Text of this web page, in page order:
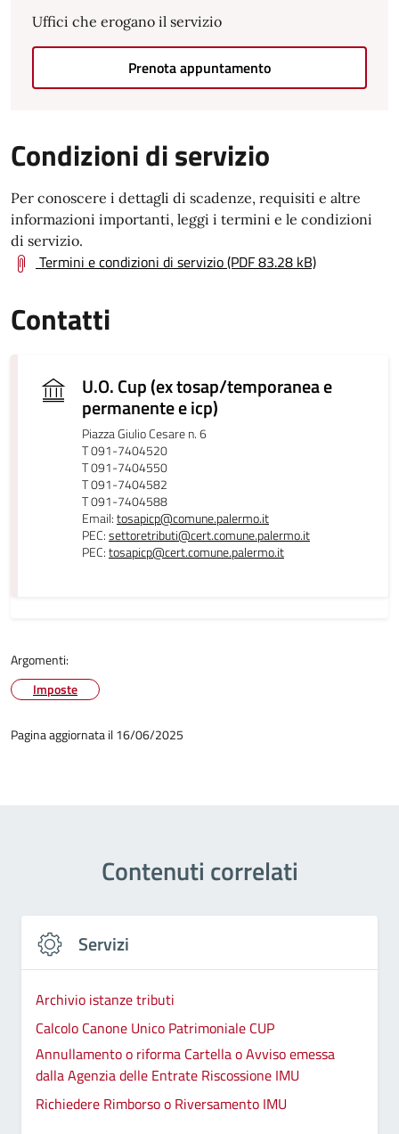
Uffici che erogano il servizio
Prenota appuntamento
Condizioni di servizio
Per conoscere i dettagli di scadenze, requisiti e altre
informazioni importanti, leggi i termini e le condizioni
di servizio.
Termini e condizioni di servizio (PDF 83.28 kB)
Contatti
U.O. Cup (ex tosap/temporanea e
permanente e icp)
Piazza Giulio Cesare n. 6
T 091-7404520
T 091-7404550
T 091-7404582
T 091-7404588
Email:tosapicp@comune.palermo.it
PEC:settoretributi@cert.comune.palermo.it
PEC:tosapicp@cert.comune.palermo.it
Argomenti:
Imposte
Pagina aggiornata il 16/06/2025
Contenuti correlati
Servizi
Archivio istanze tributi
Calcolo Canone Unico Patrimoniale CUP
Annullamento o riforma Cartella o Avviso emessa
dalla Agenzia delle Entrate Riscossione IMU
Richiedere Rimborso o Riversamento IMU